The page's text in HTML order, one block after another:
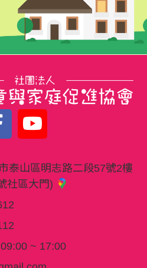
泰山區明志路二段57號2樓
社區大門)
~ 17:00